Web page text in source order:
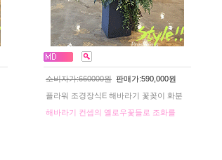
소비자가:660000원 판매가:590,000원
플라워 조경장식E 해바라기 꽃꽂이 화분
해바라기 컨셉의 옐로우꽃들로 조화를